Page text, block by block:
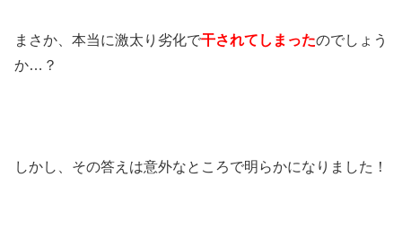
まさか、本当に激太り劣化で干されてしまったのでしょう
か…？
しかし、その答えは意外なところで明らかになりました！